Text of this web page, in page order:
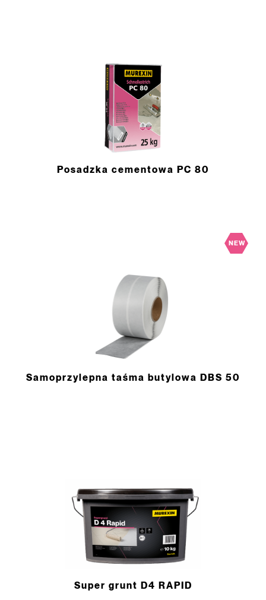
Posadzka cementowa PC 80
NEW
Samoprzylepna taśma butylowa DBS 50
Super grunt D4 RAPID